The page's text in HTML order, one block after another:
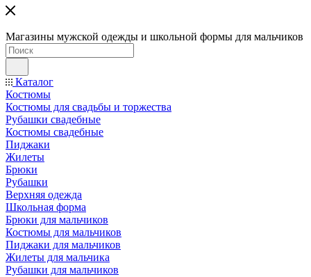
Магазины мужской одежды и школьной формы для мальчиков
Каталог
Костюмы
Костюмы для свадьбы и торжества
Рубашки свадебные
Костюмы свадебные
Пиджаки
Жилеты
Брюки
Рубашки
Верхняя одежда
Школьная форма
Брюки для мальчиков
Костюмы для мальчиков
Пиджаки для мальчиков
Жилеты для мальчика
Рубашки для мальчиков